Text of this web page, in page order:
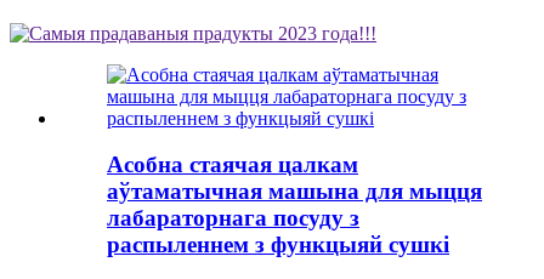
Асобна стаячая цалкам
аўтаматычная машына для мыцця
лабараторнага посуду з
распыленнем з функцыяй сушкі